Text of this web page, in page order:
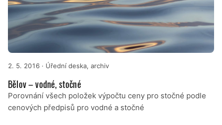
2. 5. 2016 · Úřední deska, archiv
Bělov – vodné, stočné
Porovnání všech položek výpočtu ceny pro stočné podle
cenových předpisů pro vodné a stočné